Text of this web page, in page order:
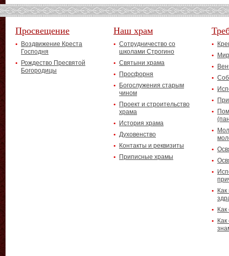
Просвещение
Воздвижение Креста
Господня
Рождество Пресвятой
Богородицы
Наш храм
Сотрудничество со
школами Строгино
Святыни храма
Просфорня
Богослужения старым
чином
Проект и строительство
храма
История храма
Духовенство
Контакты и реквизиты
Приписные храмы
Как
Как